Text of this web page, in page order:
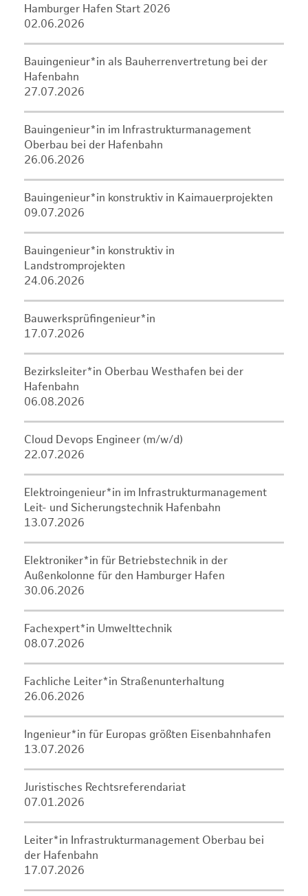
Hamburger Hafen Start 2026
02.06.2026
Bauingenieur*in als Bauherrenvertretung bei der
Hafenbahn
27.07.2026
Bauingenieur*in im Infrastrukturmanagement
Oberbau bei der Hafenbahn
26.06.2026
Bauingenieur*in konstruktiv in Kaimauerprojekten
09.07.2026
Bauingenieur*in konstruktiv in
Landstromprojekten
24.06.2026
Bauwerksprüfingenieur*in
17.07.2026
Bezirksleiter*in Oberbau Westhafen bei der
Hafenbahn
06.08.2026
Cloud Devops Engineer (m/w/d)
22.07.2026
Elektroingenieur*in im Infrastrukturmanagement
Leit- und Sicherungstechnik Hafenbahn
13.07.2026
Elektroniker*in für Betriebstechnik in der
Außenkolonne für den Hamburger Hafen
30.06.2026
Fachexpert*in Umwelttechnik
08.07.2026
Fachliche Leiter*in Straßenunterhaltung
26.06.2026
Ingenieur*in für Europas größten Eisenbahnhafen
13.07.2026
Juristisches Rechtsreferendariat
07.01.2026
Leiter*in Infrastrukturmanagement Oberbau bei
der Hafenbahn
17.07.2026